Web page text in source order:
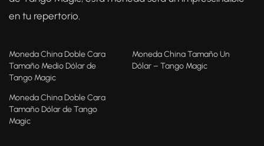
en tu repertorio.
Moneda China Doble Cara
Tamaño Medio Dólar de
Tango Magic
Moneda China Tamaño Un
Dólar – Tango Magic
Moneda China Doble Cara
Tamaño Dólar de Tango
Magic